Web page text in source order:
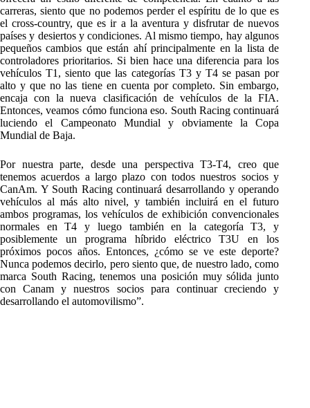
carreras, siento que no podemos perder el espíritu de lo que es
el cross-country, que es ir a la aventura y disfrutar de nuevos
países y desiertos y condiciones. Al mismo tiempo, hay algunos
pequeños cambios que están ahí principalmente en la lista de
controladores prioritarios. Si bien hace una diferencia para los
vehículos T1, siento que las categorías T3 y T4 se pasan por
alto y que no las tiene en cuenta por completo. Sin embargo,
encaja con la nueva clasificación de vehículos de la FIA.
Entonces, veamos cómo funciona eso. South Racing continuará
luciendo el Campeonato Mundial y obviamente la Copa
Mundial de Baja.
Por nuestra parte, desde una perspectiva T3-T4, creo que
tenemos acuerdos a largo plazo con todos nuestros socios y
CanAm. Y South Racing continuará desarrollando y operando
vehículos al más alto nivel, y también incluirá en el futuro
ambos programas, los vehículos de exhibición convencionales
normales en T4 y luego también en la categoría T3, y
posiblemente un programa híbrido eléctrico T3U en los
próximos pocos años. Entonces, ¿cómo se ve este deporte?
Nunca podemos decirlo, pero siento que, de nuestro lado, como
marca South Racing, tenemos una posición muy sólida junto
con Canam y nuestros socios para continuar creciendo y
desarrollando el automovilismo”.